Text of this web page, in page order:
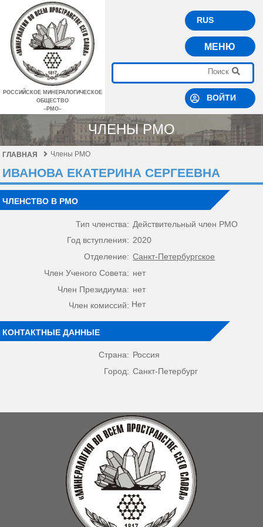
РОССИЙСКОЕ МИНЕРАЛОГИЧЕСКОЕ
ОБЩЕСТВО
–РМО–
RUS
МЕНЮ
ВОЙТИ
ЧЛЕНЫ РМО
ГЛАВНАЯ Члены РМО
ИВАНОВА ЕКАТЕРИНА СЕРГЕЕВНА
ЧЛЕНСТВО В РМО
Тип членства: Действительный член РМО
Год вступления: 2020
Отделение: Санкт-Петербургское
Член Ученого Совета: нет
Член Президиума: нет
Член комиссий: Нет
КОНТАКТНЫЕ ДАННЫЕ
Страна: Россия
Город: Санкт-Петербург